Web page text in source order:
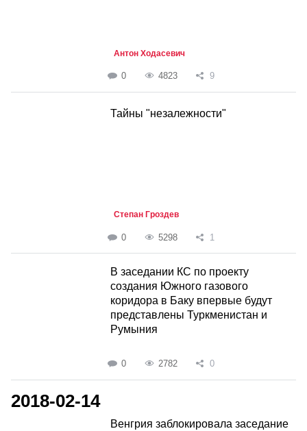
Антон Ходасевич
0 4823 9
Тайны "незалежности"
Степан Гроздев
0 5298 1
В заседании КС по проекту
создания Южного газового
коридора в Баку впервые будут
представлены Туркменистан и
Румыния
0 2782 0
2018-02-14
Венгрия заблокировала заседание